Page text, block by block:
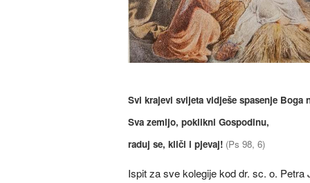
Svi krajevi svijeta vidješe spasenje Boga
Sva zemljo, poklikni Gospodinu,
raduj se, kliči i pjevaj! (Ps 98, 6)
Ispit za sve kolegije kod dr. sc. o. Petra